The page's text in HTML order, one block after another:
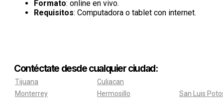
Formato: online en vivo.
Requisitos: Computadora o tablet con internet.
Contéctate desde cualquier ciudad:
Tijuana
Monterrey
Culiacan
Hermosillo
San Luis